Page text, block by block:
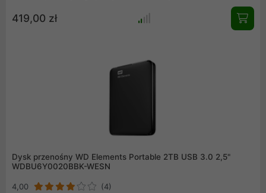
na rynku. Wyposażony w szybki interfejs USB 3.2 Gen1 oraz
zaawansowane czujniki wstrząsów, zapewnia pełną
materiały wideo wysokiej rozdzielczości.
419,00 zł
Dysk przenośny WD Elements Portable 2TB USB 3.0 2,5"
WDBU6Y0020BBK-WESN
4,00
(4)